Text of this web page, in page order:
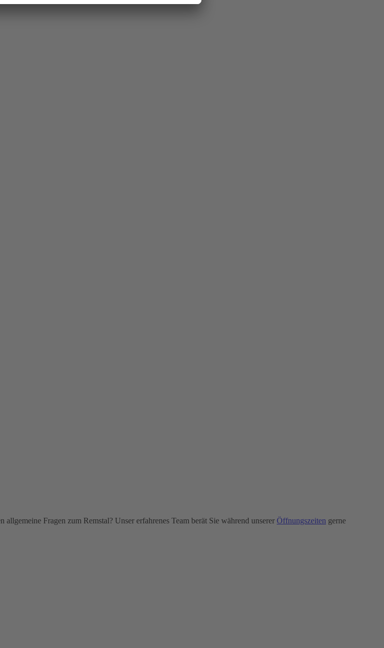
Fragen zum Remstal? Unser erfahrenes Team berät Sie während unserer Öffnungszeiten gerne